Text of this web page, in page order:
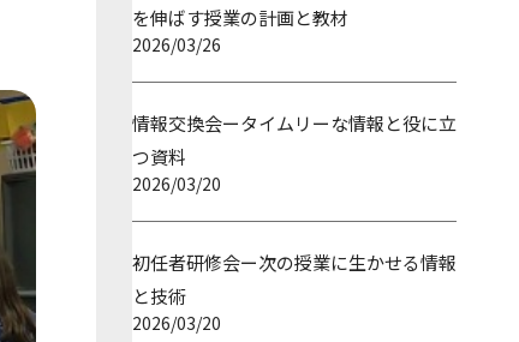
を伸ばす授業の計画と教材
2026/03/26
情報交換会ータイムリーな情報と役に立
つ資料
2026/03/20
初任者研修会ー次の授業に生かせる情報
と技術
2026/03/20